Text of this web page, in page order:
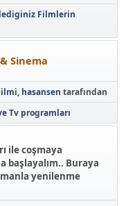
Filmlerin
Sinema
, hasansen tarafından
Tv programları
ile coşmaya
başlayalım.. Buraya
yenilenme